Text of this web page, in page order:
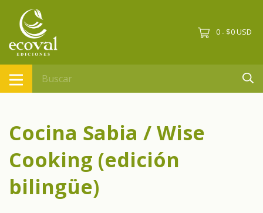
0 - $0 USD
Cocina Sabia / Wise
Cooking (edición
bilingüe)